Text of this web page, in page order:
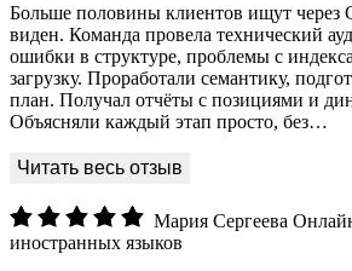
Больше половины клиентов ищут через
виден. Команда провела технический
ошибки в структуре, проблемы с
загрузку. Проработали семантику,
план. Получал отчёты с позициями и
Объясняли каждый этап просто, без…
Мария Сергеева
иностранных языков